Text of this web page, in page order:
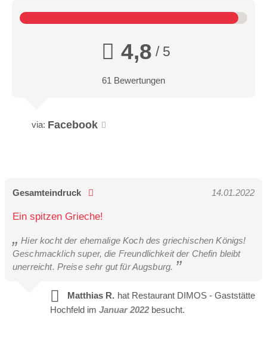
4,8 / 5
61 Bewertungen
via: Facebook
Gesamteindruck 14.01.2022
Ein spitzen Grieche!
Hier kocht der ehemalige Koch des griechischen Königs!
Geschmacklich super, die Freundlichkeit der Chefin bleibt
unerreicht. Preise sehr gut für Augsburg.
Matthias R. hat Restaurant DIMOS - Gaststätte
Hochfeld im Januar 2022 besucht.